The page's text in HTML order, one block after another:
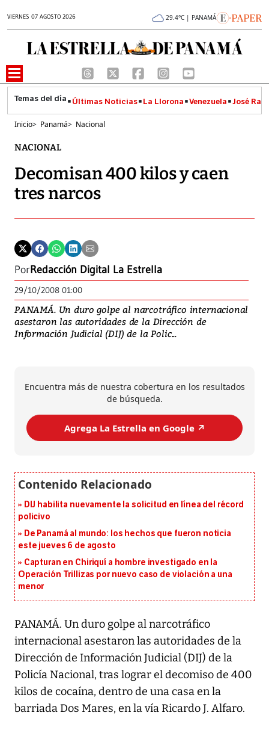
VIERNES 07 AGOSTO 2026 29.4°C | PANAMÁ
Últimas Noticias La Llorona Venezuela José
Inicio> Panamá> Nacional
NACIONAL
Decomisan 400 kilos y caen
tres narcos
PorRedacción Digital La Estrella
29/10/2008 01:00
PANAMÁ. Un duro golpe al narcotráfico internacional
asestaron las autoridades de la Dirección de
Información Judicial (DIJ) de la Polic...
Encuentra más de nuestra cobertura en los resultados
de búsqueda.
Agrega La Estrella en Google ↗️
DIJ habilita nuevamente la solicitud en línea del récord
policivo
De Panamá al mundo: los hechos que fueron noticia
este jueves 6 de agosto
Capturan en Chiriquí a hombre investigado en la
Operación Trillizas por nuevo caso de violación a una
menor
PANAMÁ. Un duro golpe al narcotráfico
internacional asestaron las autoridades de la
Dirección de Información Judicial (DIJ) de la
Policía Nacional, tras lograr el decomiso de 400
kilos de cocaína, dentro de una casa en la
barriada Dos Mares, en la vía Ricardo J. Alfaro.